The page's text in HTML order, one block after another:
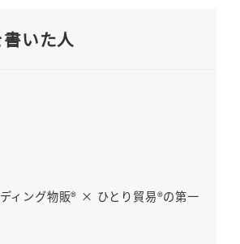
いた人
ィング物販® × ひとり貿易®の第一